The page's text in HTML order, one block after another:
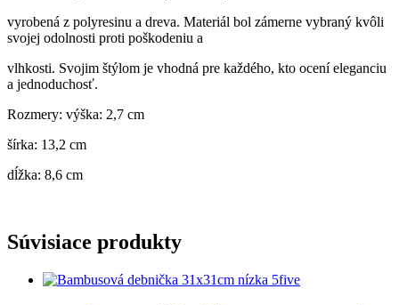
vyrobená z polyresinu a dreva. Materiál bol zámerne vybraný kvôli
svojej odolnosti proti poškodeniu a
vlhkosti. Svojim štýlom je vhodná pre každého, kto ocení eleganciu
a jednoduchosť.
Rozmery: výška: 2,7 cm
šírka: 13,2 cm
dĺžka: 8,6 cm
Súvisiace produkty